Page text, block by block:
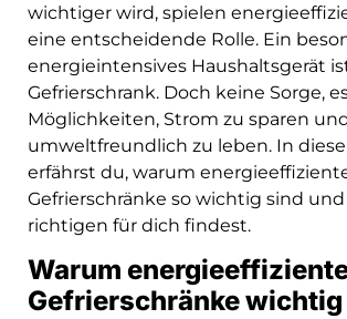
wichtiger wird, spielen
eine entscheidende Rolle. Ein
energieintensives Haushaltsgerät
Gefrierschrank. Doch keine Sorge,
Möglichkeiten, Strom zu sparen
umweltfreundlich zu leben. In
erfährst du, warum
Gefrierschränke so wichtig sind
richtigen für dich findest.
Warum
Gefrierschränke